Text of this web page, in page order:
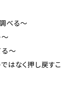
べる～
～
はなく押し戻すこ